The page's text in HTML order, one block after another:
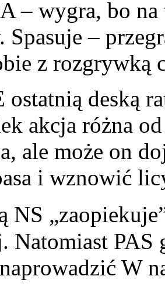
– wygra, bo
Spasuje –
z rozgrywką
ostatnią deską
akcja różna
ale może on
i wznowić
NS
Natomiast PAS
W